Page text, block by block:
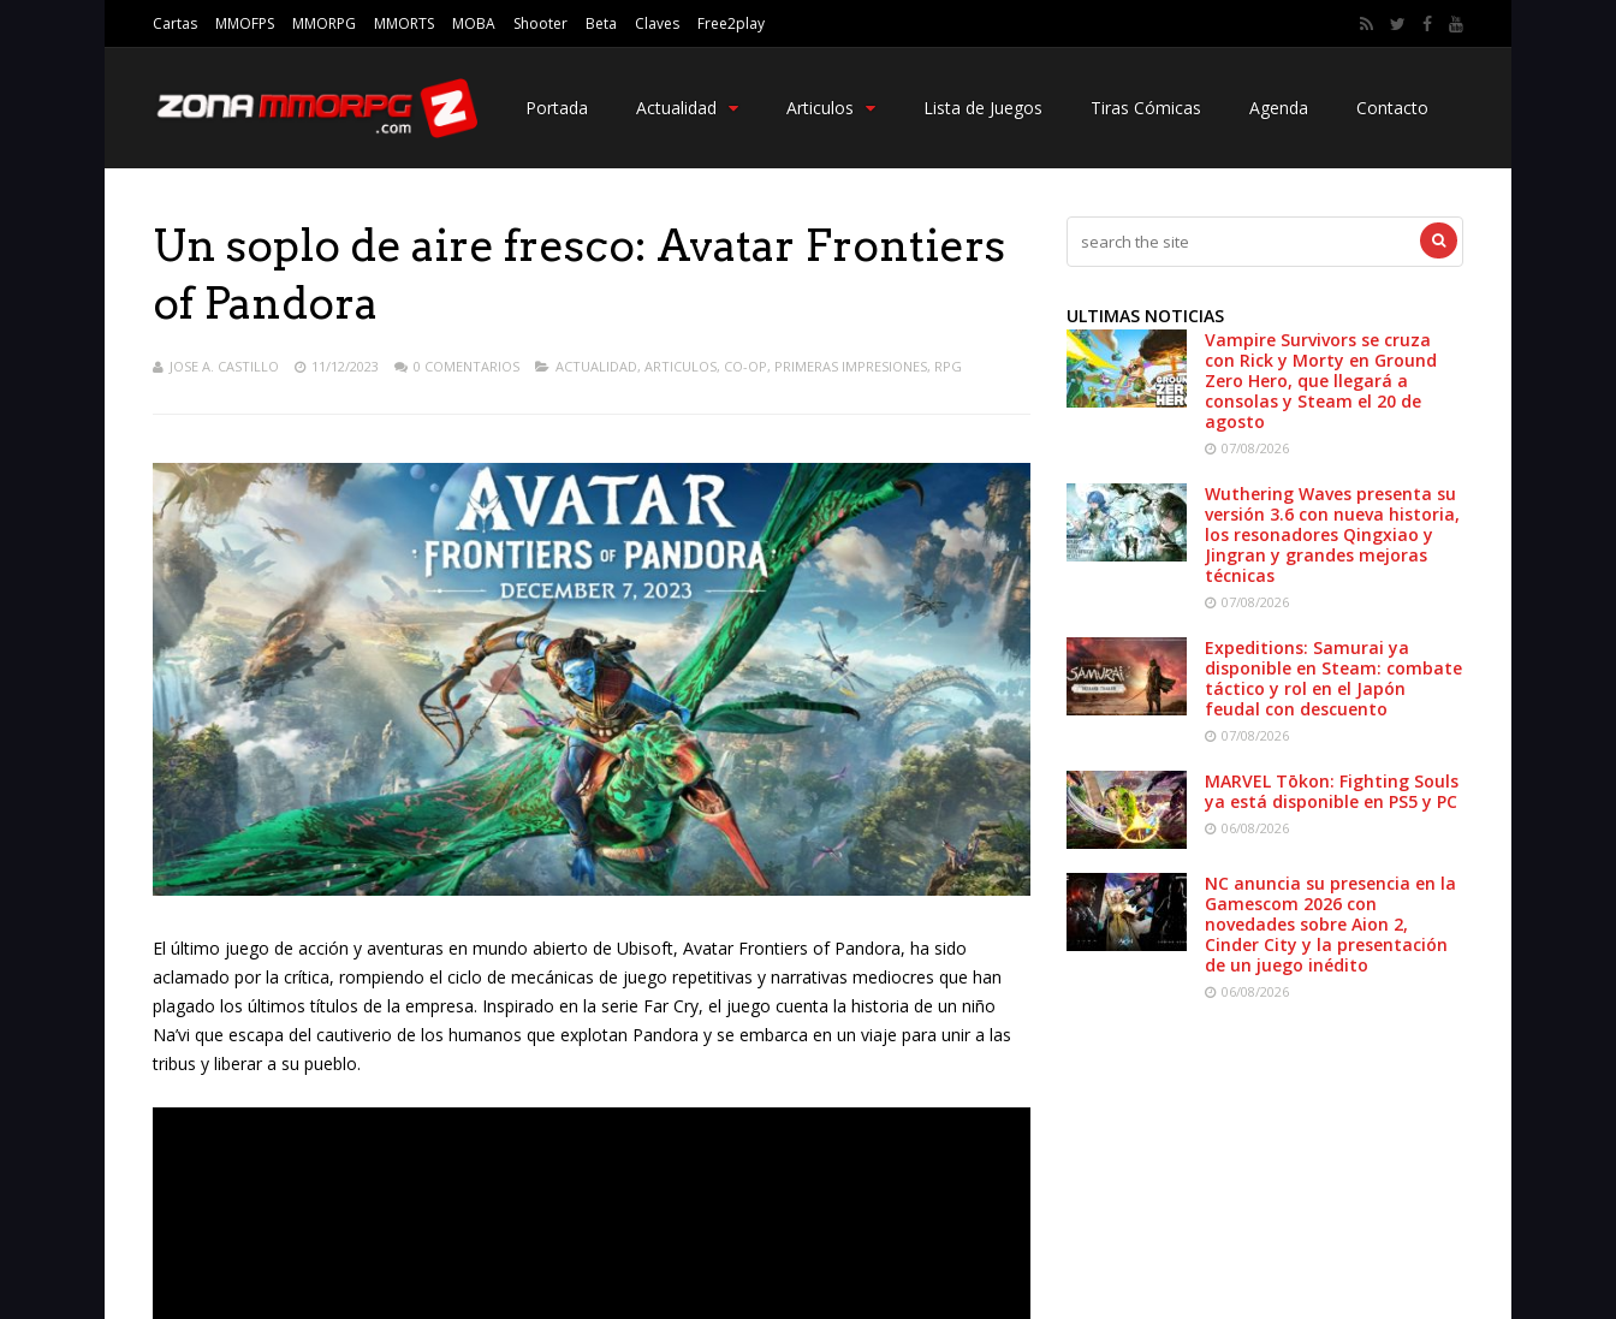
Cartas MMOFPS MMORPG MMORTS MOBA Shooter Beta Claves Free2play
Portada Actualidad Articulos Lista de Juegos Tiras Cómicas Agenda Contacto
Un soplo de aire fresco: Avatar Frontiers
of Pandora
JOSE A. CASTILLO 11/12/2023 0 COMENTARIOS ACTUALIDAD, ARTICULOS, CO-OP, PRIMERAS IMPRESIONES, RPG
El último juego de acción y aventuras en mundo abierto de Ubisoft, Avatar Frontiers of Pandora, ha sido
aclamado por la crítica, rompiendo el ciclo de mecánicas de juego repetitivas y narrativas mediocres que han
plagado los últimos títulos de la empresa. Inspirado en la serie Far Cry, el juego cuenta la historia de un niño
Na’vi que escapa del cautiverio de los humanos que explotan Pandora y se embarca en un viaje para unir a las
tribus y liberar a su pueblo.
ULTIMAS NOTICIAS
Vampire Survivors se cruza
con Rick y Morty en Ground
Zero Hero, que llegará a
consolas y Steam el 20 de
agosto
07/08/2026
Wuthering Waves presenta su
versión 3.6 con nueva historia,
los resonadores Qingxiao y
Jingran y grandes mejoras
técnicas
07/08/2026
Expeditions: Samurai ya
disponible en Steam: combate
táctico y rol en el Japón
feudal con descuento
07/08/2026
MARVEL Tōkon: Fighting Souls
ya está disponible en PS5 y PC
06/08/2026
NC anuncia su presencia en la
Gamescom 2026 con
novedades sobre Aion 2,
Cinder City y la presentación
de un juego inédito
06/08/2026